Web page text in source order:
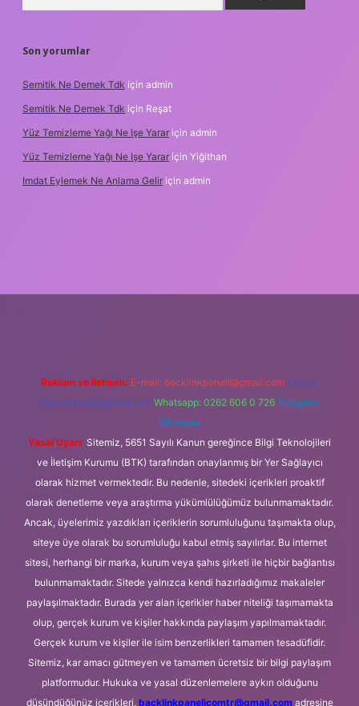
Son yorumlar
Semitik Ne Demek Tdk için admin
Semitik Ne Demek Tdk için Reşat
Yüz Temizleme Yağı Ne Işe Yarar için admin
Yüz Temizleme Yağı Ne Işe Yarar için Yiğithan
Imdat Eylemek Ne Anlama Gelir için admin
Reklam ve İletişim: E-mail: backlinkpaneli@gmail.com Teams:
forumhizmeti@gmail.com Whatsapp: 0262 606 0 726 Telegram:
@karabul
Yasal Uyarı: Sitemiz, 5651 Sayılı Kanun gereğince Bilgi Teknolojileri
ve İletişim Kurumu (BTK) tarafından onaylanmış bir Yer Sağlayıcı
olarak hizmet vermektedir. Bu nedenle, sitedeki içerikleri proaktif
olarak denetleme veya araştırma yükümlülüğümüz bulunmamaktadır.
Ancak, üyelerimiz yazdıkları içeriklerin sorumluluğunu taşımakta olup,
siteye üye olarak bu sorumluluğu kabul etmiş sayılırlar. Bu internet
sitesi, herhangi bir marka, kurum veya şahıs şirketi ile hiçbir bağlantısı
bulunmamaktadır. Sitede yalnızca kendi hazırladığımız makaleler
paylaşılmaktadır. Burada yer alan içerikler haber niteliği taşımamakta
olup, gerçek kurum ve kişiler hakkında paylaşım yapılmamaktadır.
Gerçek kurum ve kişiler ile isim benzerlikleri tamamen tesadüfidir.
Sitemiz, kar amacı gütmeyen ve tamamen ücretsiz bir bilgi paylaşım
platformudur. Hukuka ve yasal düzenlemelere aykırı olduğunu
düşündüğünüz içerikleri, backlinkpanelicomtr@gmail.comadresine